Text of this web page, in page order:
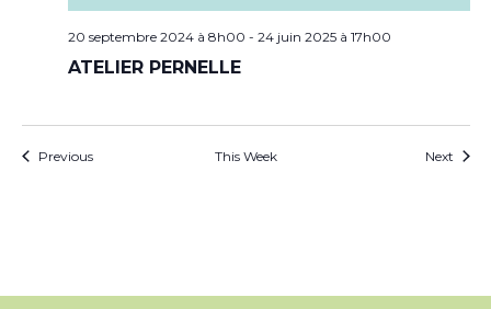
20 septembre 2024 à 8h00 - 24 juin 2025 à 17h00
ATELIER PERNELLE
Previous This Week Next